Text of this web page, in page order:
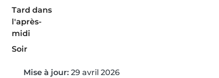
Tard dans
l'après-
midi
Soir
Mise à jour: 29 avril 2026